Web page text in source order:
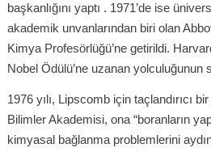
başkanlığını yaptı . 1971’de ise
akademik unvanlarından biri olan
Kimya Profesörlüğü’ne getirildi.
Nobel Ödülü’ne uzanan yolculuğunun
1976 yılı, Lipscomb için taçlandırıcı
Bilimler Akademisi, ona “boranların
kimyasal bağlanma problemlerini